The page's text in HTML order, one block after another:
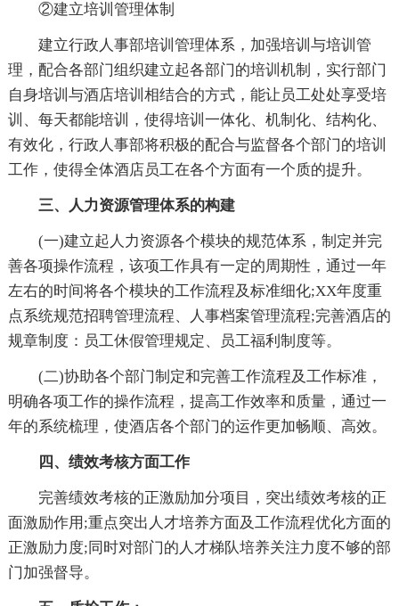
②建立培训管理体制
建立行政人事部培训管理体系，加强培训与培训管
理，配合各部门组织建立起各部门的培训机制，实行部门
自身培训与酒店培训相结合的方式，能让员工处处享受培
训、每天都能培训，使得培训一体化、机制化、结构化、
有效化，行政人事部将积极的配合与监督各个部门的培训
工作，使得全体酒店员工在各个方面有一个质的提升。
三、人力资源管理体系的构建
(一)建立起人力资源各个模块的规范体系，制定并完
善各项操作流程，该项工作具有一定的周期性，通过一年
左右的时间将各个模块的工作流程及标准细化;XX年度重
点系统规范招聘管理流程、人事档案管理流程;完善酒店的
规章制度：员工休假管理规定、员工福利制度等。
(二)协助各个部门制定和完善工作流程及工作标准，
明确各项工作的操作流程，提高工作效率和质量，通过一
年的系统梳理，使酒店各个部门的运作更加畅顺、高效。
四、绩效考核方面工作
完善绩效考核的正激励加分项目，突出绩效考核的正
面激励作用;重点突出人才培养方面及工作流程优化方面的
正激励力度;同时对部门的人才梯队培养关注力度不够的部
门加强督导。